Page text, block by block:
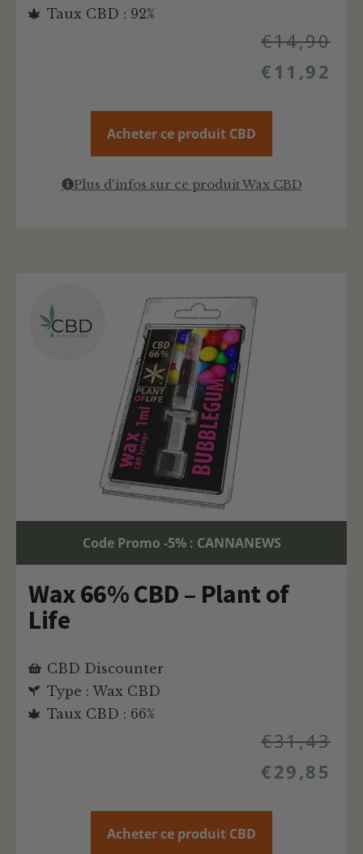
Taux CBD : 92%
€14,90
€ 11,92
Acheter ce produit CBD
Plus d'infos sur ce produit Wax CBD
Code Promo -5% : CANNANEWS
Wax 66% CBD – Plant of
Life
CBD Discounter
Type : Wax CBD
Taux CBD : 66%
€31,43
€29,85
Acheter ce produit CBD